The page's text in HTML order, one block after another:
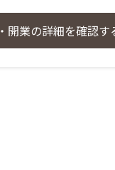
開業の詳細を確認す